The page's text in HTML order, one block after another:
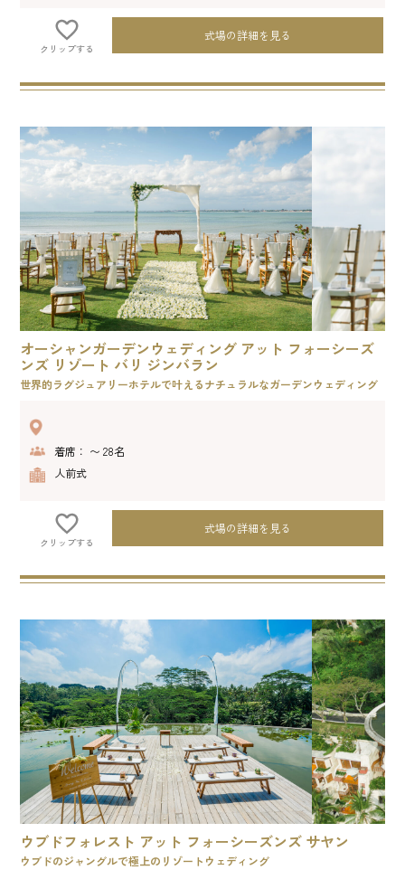
クリップする
式場の詳細を見る
オーシャンガーデンウェディング アット フォーシーズ
ンズ リゾート バリ ジンバラン
世界的ラグジュアリーホテルで叶えるナチュラルなガーデンウェディング
着席： 〜 28名
人前式
クリップする
式場の詳細を見る
ウブドフォレスト アット フォーシーズンズ サヤン
ウブドのジャングルで極上のリゾートウェディング